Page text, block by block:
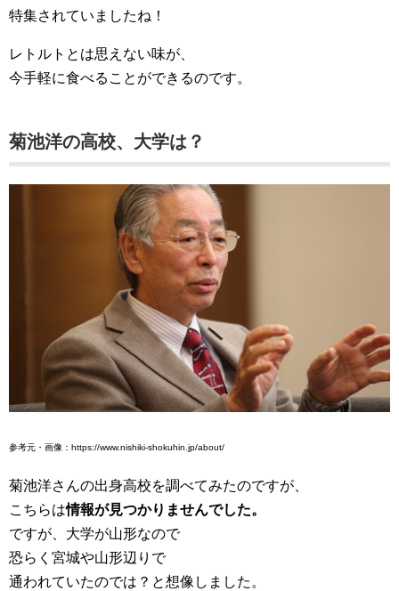
特集されていましたね！
レトルトとは思えない味が、
今手軽に食べることができるのです。
菊池洋の高校、大学は？
参考元・画像：https://www.nishiki-shokuhin.jp/about/
菊池洋さんの出身高校を調べてみたのですが、
こちらは情報が見つかりませんでした。
ですが、大学が山形なので
恐らく宮城や山形辺りで
通われていたのでは？と想像しました。